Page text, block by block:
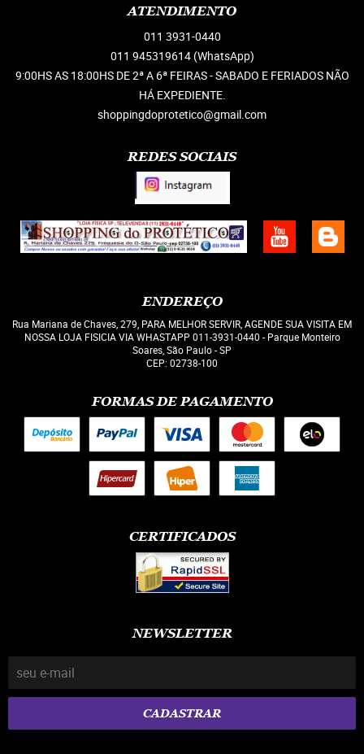
ATENDIMENTO
011 3931-0440
011 945319614 (WhatsApp)
9:00HS AS 18:00HS DE 2ª A 6ª FEIRAS - SABADO E FERIADOS NÃO
HÁ EXPEDIENTE.
shoppingdoprotetico@gmail.com
REDES SOCIAIS
ENDEREÇO
Rua Mariana de Chaves, 279, PARA MELHOR SERVIR, AGENDE SUA VISITA EM
NOSSA LOJA FISICIA VIA WHASTAPP 011-3931-0440 - Parque Monteiro
Soares, São Paulo-SP
CEP: 02738-100
FORMAS DE PAGAMENTO
CERTIFICADOS
NEWSLETTER
CADASTRAR